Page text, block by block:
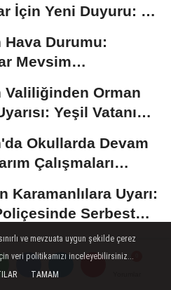
İçin Yeni Duyuru: 11
Hava Durumu:
Mevsim
Valiliğinden Orman
Yeşil Vatanı
Okullarda Devam
Çalışmaları
Karamanlılara Uyarı:
Serbest
ve mevzuata uygun şekilde çerez
veri politikamızı inceleyebilirsiniz...
TAMAM